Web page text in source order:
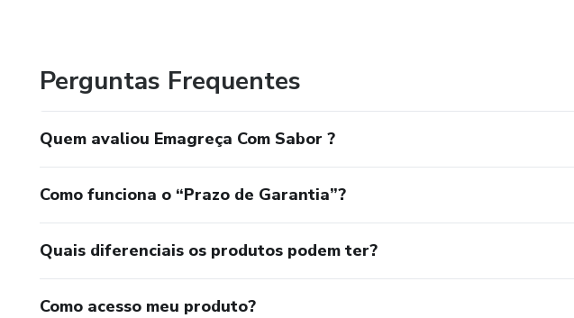
Perguntas Frequentes
Quem avaliou Emagreça Com Sabor ?
Como funciona o “Prazo de Garantia”?
Quais diferenciais os produtos podem ter?
Como acesso meu produto?